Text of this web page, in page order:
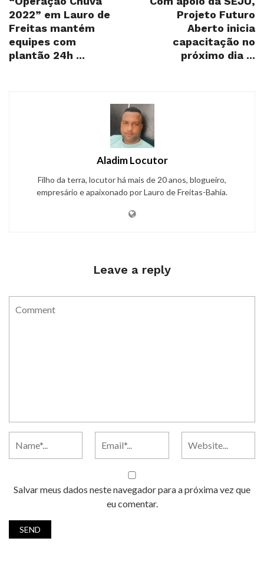
2022” em Lauro de
Freitas mantém
equipes com
plantão 24h ...
Projeto Futuro
Aberto inicia
capacitação no
próximo dia ...
Aladim Locutor
Filho da terra, locutor há mais de 20 anos, blogueiro,
empresário e apaixonado por Lauro de Freitas-Bahia.
Leave a reply
Salvar meus dados neste navegador para a próxima vez que
eu comentar.